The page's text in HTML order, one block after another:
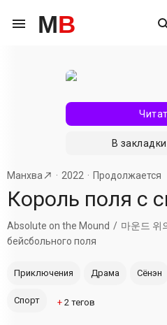
MB
В закладки
Манхва 2022 Продолжается
Король поля с
Absolute on the Mound 마운드 위
бейсбольного поля
Приключения Драма Сёнэн
Спорт + 2 тегов